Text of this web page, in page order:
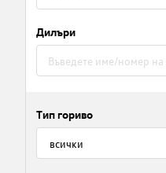
Дилъри
Тип гориво